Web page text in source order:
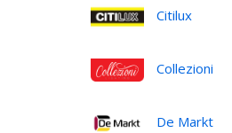
Citilux
Collezioni
De Markt